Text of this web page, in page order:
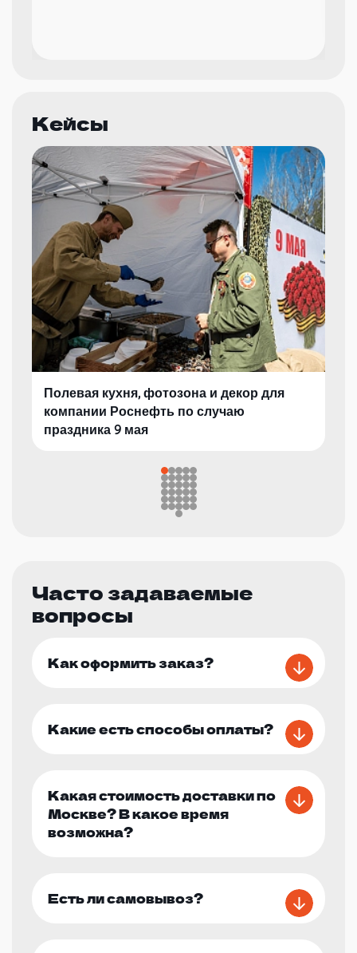
Кейсы
Полевая кухня, фотозона и декор для
компании Роснефть по случаю
праздника 9 мая
Часто задаваемые
вопросы
Как оформить заказ?
Какие есть способы оплаты?
Какая стоимость доставки по
Москве? В какое время
возможна?
Есть ли самовывоз?